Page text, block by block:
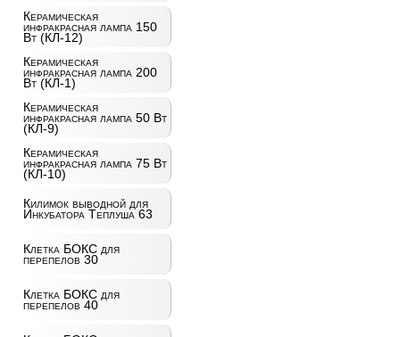
Керамическая
инфракрасная лампа 150
Вт (КЛ-12)
Керамическая
инфракрасная лампа 200
Вт (КЛ-1)
Керамическая
инфракрасная лампа 50 Вт
(КЛ-9)
Керамическая
инфракрасная лампа 75 Вт
(КЛ-10)
Килимок выводной для
Инкубатора Теплуша 63
Клетка БОКС для
перепелов 30
Клетка БОКС для
перепелов 40